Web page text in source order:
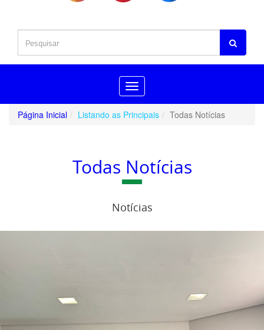
Toggle
navigation
Página Inicial
Listando as Principais Todas Notícias
Todas Notícias
Notícias